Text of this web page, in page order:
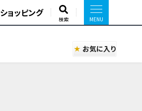
ショッピング
検索
お気に入り